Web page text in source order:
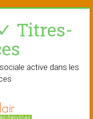
Titres-
active dans les